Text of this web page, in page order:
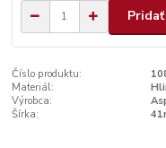
Číslo produktu:
Materiál:
Výrobca:
Šírka: